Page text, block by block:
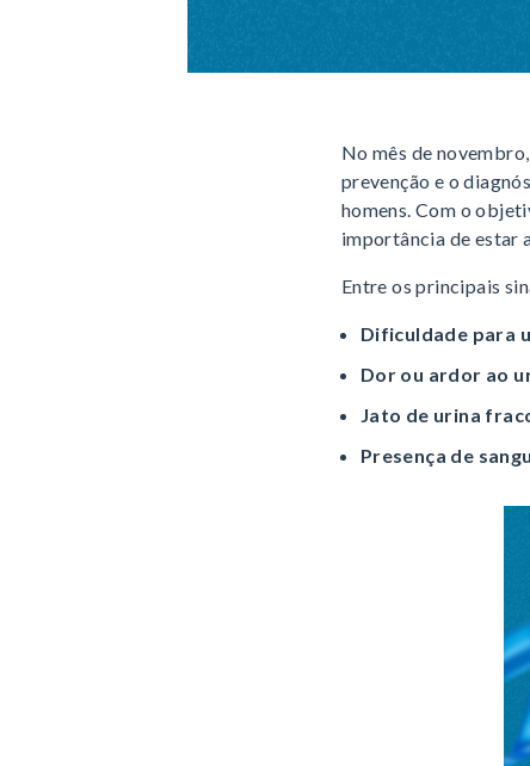
No mês de
prevenção e o
homens. Com o
importância de estar
Entre os principais
Dificuldade para
Dor ou ardor ao
Jato de urina
Presença de